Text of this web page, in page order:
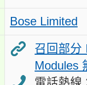
Bose Limited
召回部分
Modules